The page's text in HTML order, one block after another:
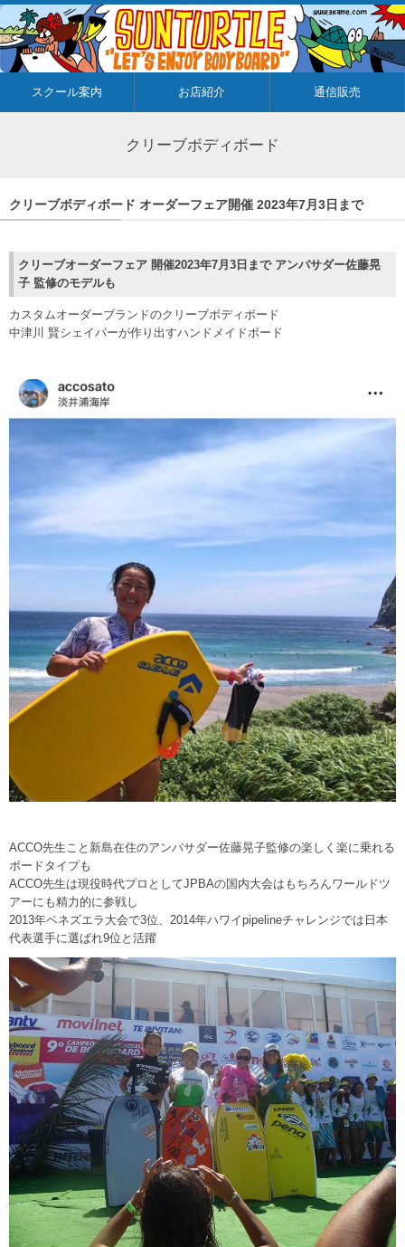
スクール案内 お店紹介 通信販売
クリーブボディボード
クリーブボディボード オーダーフェア開催 2023年7月3日まで
クリーブオーダーフェア 開催2023年7月3日まで アンバサダー佐藤晃
子 監修のモデルも
カスタムオーダーブランドのクリーブボディボード
中津川 賢シェイパーが作り出すハンドメイドボード
ACCO先生こと新島在住のアンバサダー佐藤晃子監修の楽しく楽に乗れる
ボードタイプも
ACCO先生は現役時代プロとしてJPBAの国内大会はもちろんワールドツ
アーにも精力的に参戦し
2013年ベネズエラ大会で3位、2014年ハワイpipelineチャレンジでは日本
代表選手に選ばれ9位と活躍